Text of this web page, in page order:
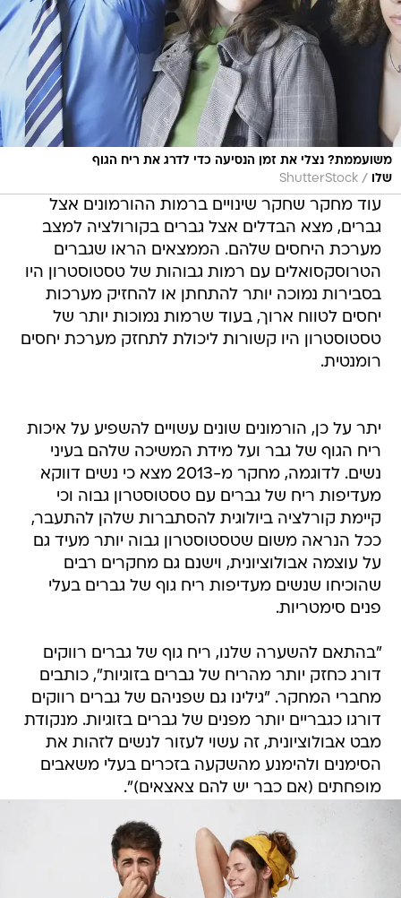
משועממת? נצלי את זמן הנסיעה כדי לדרג את ריח הגוף
שלו
/
ShutterStock
עוד מחקר שחקר שינויים ברמות ההורמונים אצל
גברים, מצא הבדלים אצל גברים בקורולציה למצב
מערכת היחסים שלהם. הממצאים הראו שגברים
הטרוסקסואלים עם רמות גבוהות של טסטוסטרון היו
בסבירות נמוכה יותר להתחתן או להחזיק מערכות
יחסים לטווח ארוך, בעוד שרמות נמוכות יותר של
טסטוסטרון היו קשורות ליכולת לתחזק מערכת יחסים
רומנטית.
יתר על כן, הורמונים שונים עשויים להשפיע על איכות
ריח הגוף של גבר ועל מידת המשיכה שלהם בעיני
נשים. לדוגמה, מחקר מ-2013 מצא כי נשים דווקא
מעדיפות ריח של גברים עם טסטוסטרון גבוה וכי
קיימת קורלציה ביולוגית להסתברות שלהן להתעבר,
ככל הנראה משום שטסטוסטרון גבוה יותר מעיד גם
על עוצמה אבולוציונית, וישנם גם מחקרים רבים
שהוכיחו שנשים מעדיפות ריח גוף של גברים בעלי
פנים סימטריות.
"בהתאם להשערה שלנו, ריח גוף של גברים רווקים
דורג כחזק יותר מהריח של גברים בזוגיות", כותבים
מחברי המחקר. "גילינו גם שפניהם של גברים רווקים
דורגו כגבריים יותר מפנים של גברים בזוגיות. מנקודת
מבט אבולוציונית, זה עשוי לעזור לנשים לזהות את
הסימנים ולהימנע מהשקעה בזכרים בעלי משאבים
מופחתים (אם כבר יש להם צאצאים)".